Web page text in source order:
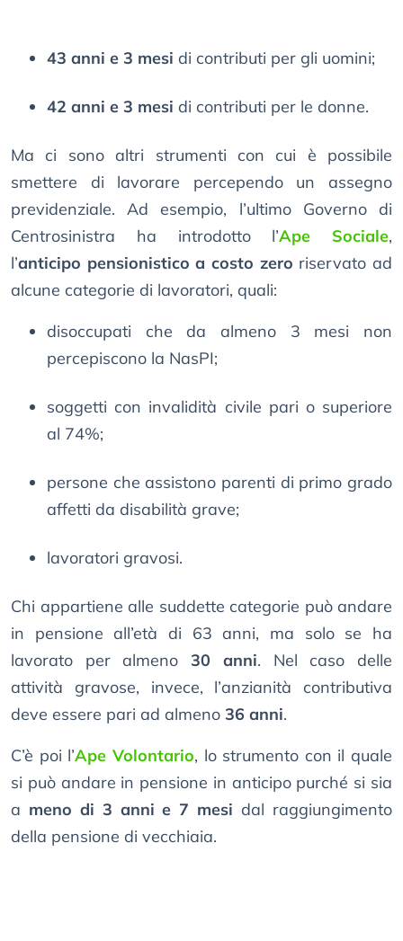
43 anni e 3 mesi di contributi per gli uomini;
42 anni e 3 mesi di contributi per le donne.
Ma ci sono altri strumenti con cui è possibile
smettere di lavorare percependo un assegno
previdenziale. Ad esempio, l’ultimo Governo di
Centrosinistra ha introdotto l’Ape Sociale,
l’anticipo pensionistico a costo zero riservato ad
alcune categorie di lavoratori, quali:
disoccupati che da almeno 3 mesi non
percepiscono la NasPI;
soggetti con invalidità civile pari o superiore
al 74%;
persone che assistono parenti di primo grado
affetti da disabilità grave;
lavoratori gravosi.
Chi appartiene alle suddette categorie può andare
in pensione all’età di 63 anni, ma solo se ha
lavorato per almeno30 anni. Nel caso delle
attività gravose, invece, l’anzianità contributiva
deve essere pari ad almeno 36 anni.
C’è poi l’Ape Volontario, lo strumento con il quale
si può andare in pensione in anticipo purché si sia
a meno di 3 anni e 7 mesi dal raggiungimento
della pensione di vecchiaia.